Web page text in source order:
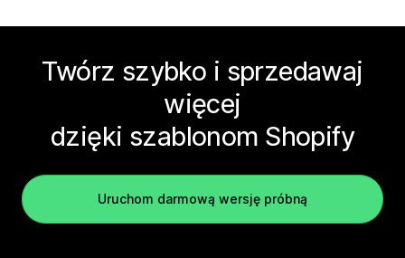
Twórz szybko i sprzedawaj
więcej
dzięki szablonom Shopify
Uruchom darmową wersję próbną